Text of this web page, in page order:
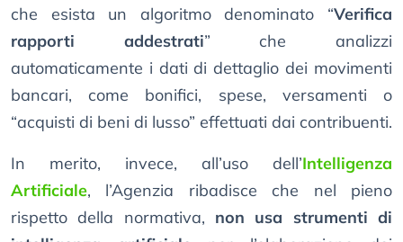
che esista un algoritmo denominato “Verifica
rapporti addestrati” che analizzi
automaticamente i dati di dettaglio dei movimenti
bancari, come bonifici, spese, versamenti o
“acquisti di beni di lusso” effettuati dai contribuenti.
In merito, invece, all’uso dell’Intelligenza
Artificiale, l’Agenzia ribadisce che nel pieno
rispetto della normativa, non usa strumenti di